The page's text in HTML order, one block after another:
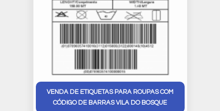
VENDA DE ETIQUETAS PARA ROUPAS COM
CÓDIGO DE BARRAS VILA DO BOSQUE